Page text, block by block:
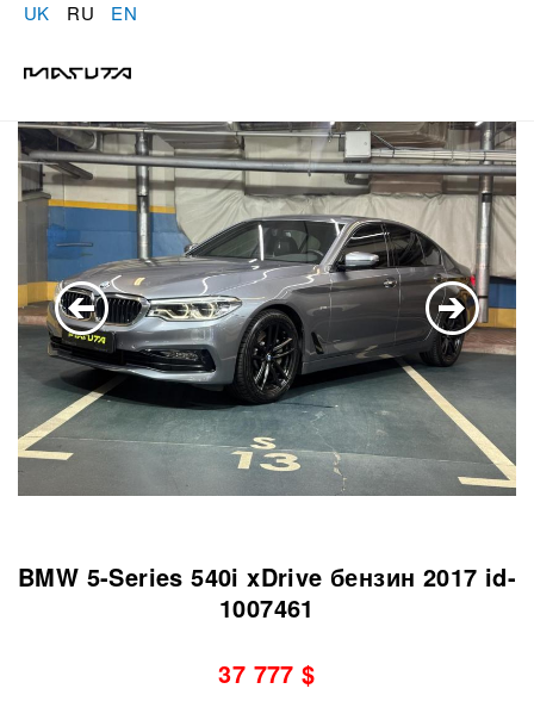
UK RU EN
BMW 5-Series 540i xDrive бензин 2017 id-
1007461
37 777 $